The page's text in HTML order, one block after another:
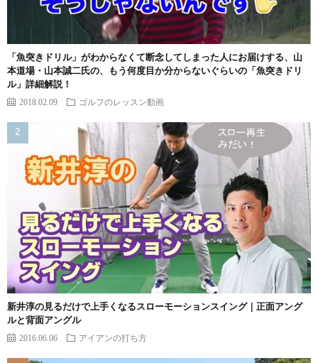
「魚突きドリル」がわからなくて断念してしまった人にお届けする、山
本道場・山本誠二氏の、もう何度目か分からないぐらいの「魚突きドリ
ル」詳細解説！
2018.02.09 ゴルフのレッスン動画
新井淳の見るだけで上手くなるスローモーションスイング｜正面アング
ルと背面アングル
2016.06.06 アイアンの打ち方